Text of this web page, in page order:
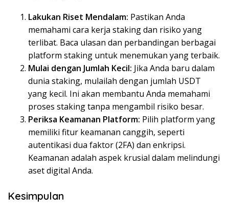
Lakukan Riset Mendalam: Pastikan Anda
memahami cara kerja staking dan risiko yang
terlibat. Baca ulasan dan perbandingan berbagai
platform staking untuk menemukan yang terbaik.
Mulai dengan Jumlah Kecil: Jika Anda baru dalam
dunia staking, mulailah dengan jumlah USDT
yang kecil. Ini akan membantu Anda memahami
proses staking tanpa mengambil risiko besar.
Periksa Keamanan Platform: Pilih platform yang
memiliki fitur keamanan canggih, seperti
autentikasi dua faktor (2FA) dan enkripsi.
Keamanan adalah aspek krusial dalam melindungi
aset digital Anda.
Kesimpulan